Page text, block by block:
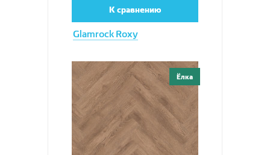
Glamrock Roxy
К сравнению
Ёлка
Увеличить